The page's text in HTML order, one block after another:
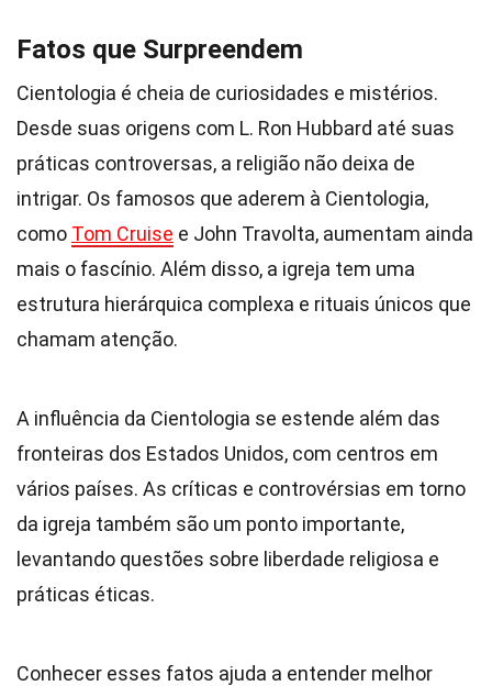
Fatos que Surpreendem
Cientologia é cheia de curiosidades e mistérios.
Desde suas origens com L. Ron Hubbard até suas
práticas controversas, a religião não deixa de
intrigar. Os famosos que aderem à Cientologia,
como Tom Cruise e John Travolta, aumentam ainda
mais o fascínio. Além disso, a igreja tem uma
estrutura hierárquica complexa e rituais únicos que
chamam atenção.
A influência da Cientologia se estende além das
fronteiras dos Estados Unidos, com centros em
vários países. As críticas e controvérsias em torno
da igreja também são um ponto importante,
levantando questões sobre liberdade religiosa e
práticas éticas.
Conhecer esses fatos ajuda a entender melhor